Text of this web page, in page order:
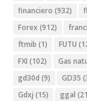
financiero (932)
Forex (912)
ftmib (1) FUTU
FXI (102) Gas
gd30d (9) GD35
Gdxj (15) ggal